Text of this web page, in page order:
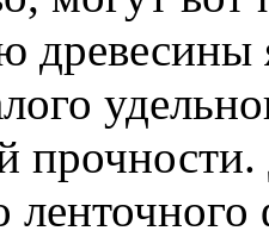
древесины